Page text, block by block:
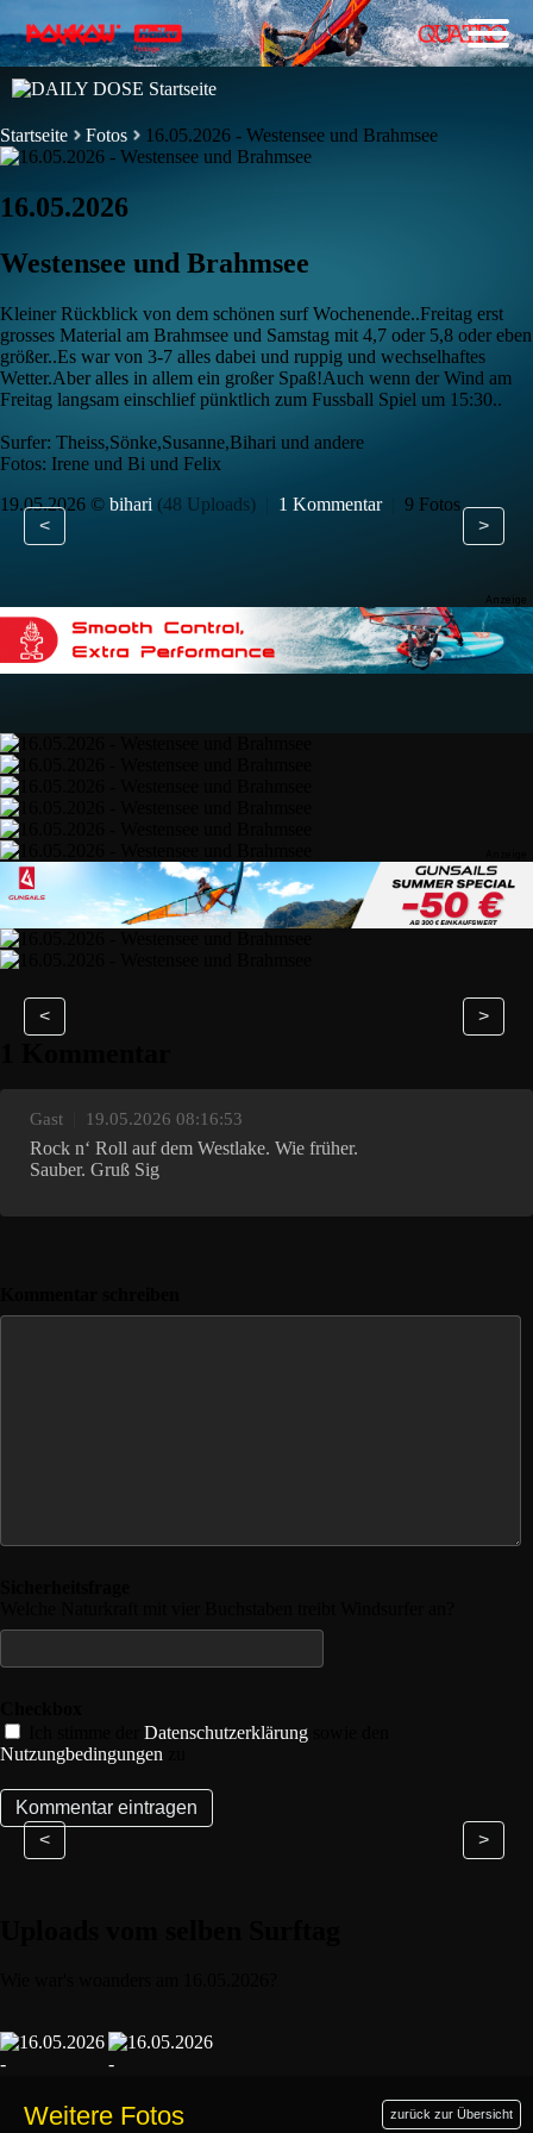
Startseite Fotos 16.05.2026 - Westensee und Brahmsee
16.05.2026
Westensee und Brahmsee
Kleiner Rückblick von dem schönen surf Wochenende..Freitag erst
grosses Material am Brahmsee und Samstag mit 4,7 oder 5,8 oder eben
größer..Es war von 3-7 alles dabei und ruppig und wechselhaftes
Wetter.Aber alles in allem ein großer Spaß!Auch wenn der Wind am
Freitag langsam einschlief pünktlich zum Fussball Spiel um 15:30..
Surfer: Theiss,Sönke,Susanne,Bihari und andere
Fotos: Irene und Bi und Felix
19.05.2026 © bihari (48 Uploads) 1 Kommentar
9 Fotos
<
>
< >
Gast 19.05.2026 08:16:53
Rock n‘ Roll auf dem Westlake. Wie früher.
Sauber. Gruß Sig
Datenschutzerklärung
Nutzungbedingungen
< >
Weitere Fotos zurück zur Übersicht